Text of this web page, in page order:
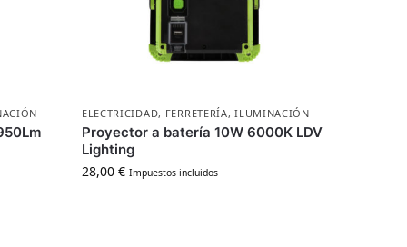
ELECTRICIDAD, FERRETERÍA,ILUMINACIÓN
Proyector a batería 10W 6000K LDV
Lighting
28,00 € Impuestos incluidos